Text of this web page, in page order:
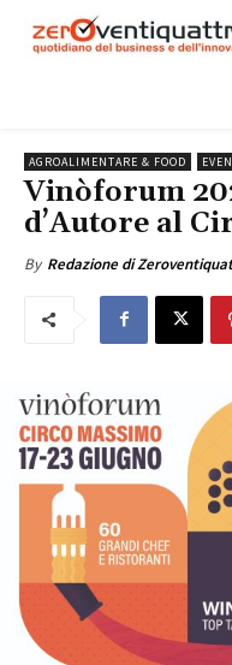
AGROALIMENTARE & FOOD
Vinòforum
d’Autore al
By Redazione di